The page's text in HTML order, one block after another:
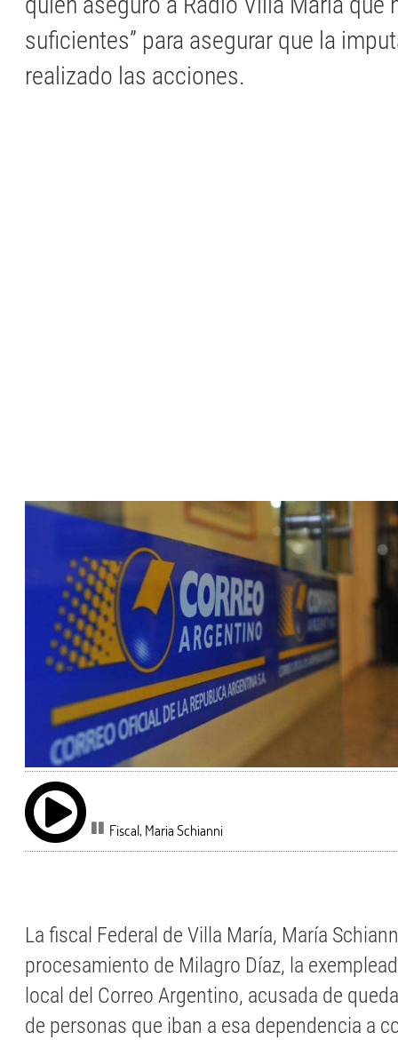
suficientes” para asegurar que la
realizado las acciones.
Fiscal, Maria Schianni
La fiscal Federal de Villa María, María
procesamiento de Milagro Díaz, la
local del Correo Argentino, acusada de
de personas que iban a esa dependencia a